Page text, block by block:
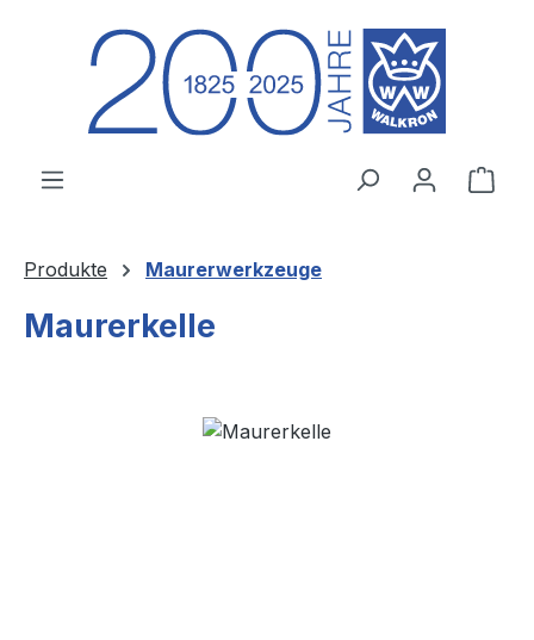
Zum Hauptinhalt springen
Produkte Maurerwerkzeuge
Maurerkelle
Bildergalerie überspringen